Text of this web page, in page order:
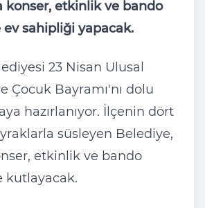
konser, etkinlik ve bando
sahipliği yapacak.
23 Nisan Ulusal
Çocuk Bayramı'nı dolu
hazırlanıyor. İlçenin dört
süsleyen Belediye,
etkinlik ve bando
kutlayacak.